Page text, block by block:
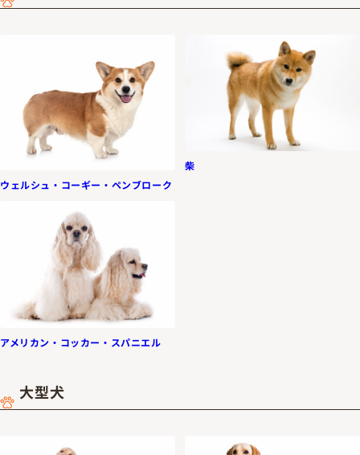
ウェルシュ・コーギー・ペンブローク
柴
アメリカン・コッカー・スパニエル
大型犬